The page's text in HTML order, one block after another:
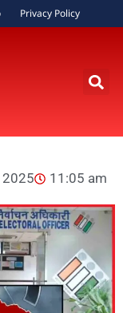
Privacy Policy
2025 11:05 am